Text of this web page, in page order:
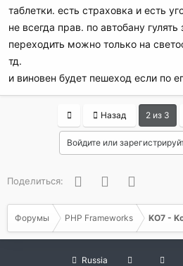
таблетки. есть страховка и есть
не всегда прав. по автобану
переходить можно только на
тд.
и виновен будет пешеход если по
Назад 2 из 3
Войдите или
Поделиться: FacebookTwitter
Форумы PHP Frameworks KO7 -
Russia